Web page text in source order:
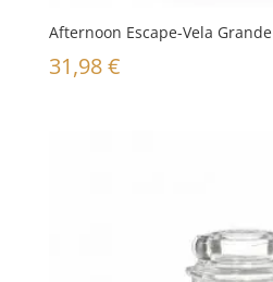
Afternoon Escape-Vela Grande
31,98€